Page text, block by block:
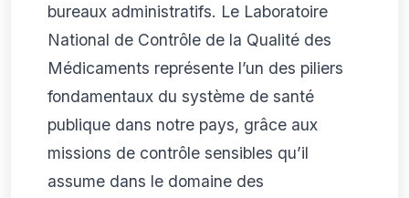
bureaux administratifs. Le Laboratoire
National de Contrôle de la Qualité des
Médicaments représente l’un des piliers
fondamentaux du système de santé
publique dans notre pays, grâce aux
missions de contrôle sensibles qu’il
assume dans le domaine des